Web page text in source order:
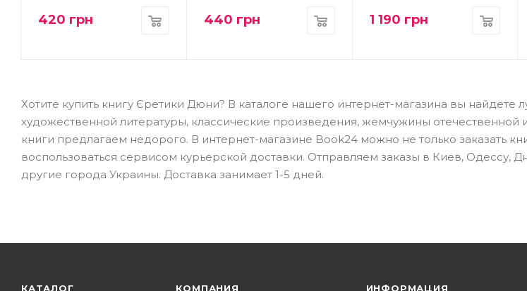
420 грн 440 грн 1 190 грн
Хотите купить книгу Єретики Дюни? В каталоге нашего интернет-магазина вы найдете
художественной литературы, классические произведения, жемчужины отечественной
книги предлагаем недорого. В интернет-магазине Book24 можно не только заказать
воспользоваться сервисом курьерской доставки. Отправляем заказы в Киев, Одессу,
другие города Украины. Доставка занимает 1-5 дней.
КАТАЛОГ КОМПАНИЯ ИНФОРМАЦИЯ